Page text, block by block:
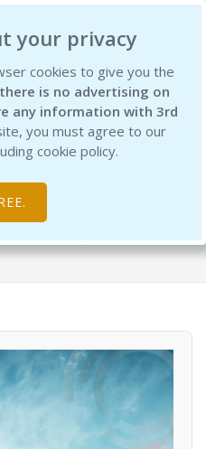
your privacy
cookies to give you the
there is no advertising on
any information with 3rd
you must agree to our
cookie policy.
クショップ -
- Japanese)